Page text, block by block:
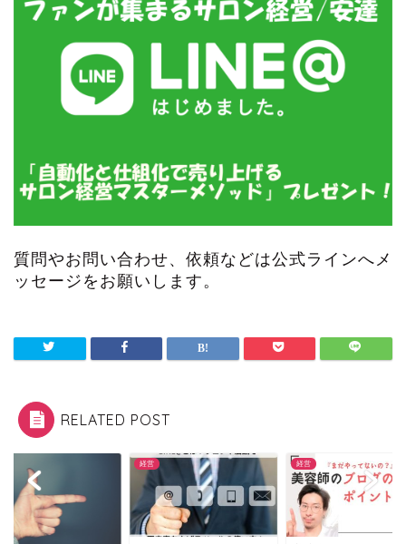
質問やお問い合わせ、依頼などは公式ラインへメ
ッセージをお願いします。
RELATED POST
経営 コラム